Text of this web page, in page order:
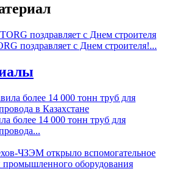
поздравляет с Днем строителя!...
более 14 000 тонн труб для